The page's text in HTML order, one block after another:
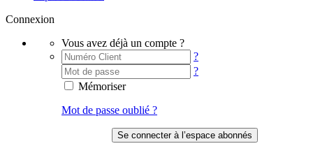
Connexion
Vous avez déjà un compte ?
?
?
Mémoriser
Mot de passe oublié ?